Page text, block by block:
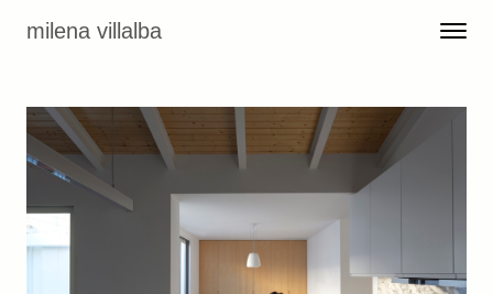
milena villalba Toggle
Menu